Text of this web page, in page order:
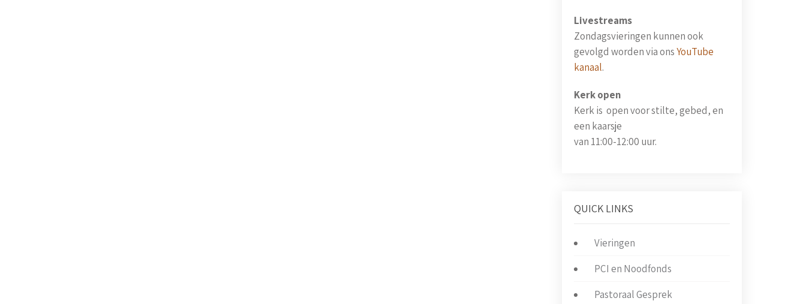
Livestreams
Zondagsvieringen kunnen ook
gevolgd worden via onsYouTube
kanaal.
Kerk open
Kerk is open voor stilte, gebed, en
een kaarsje
van 11:00-12:00 uur.
QUICK LINKS
Vieringen
PCI en Noodfonds
Pastoraal Gesprek